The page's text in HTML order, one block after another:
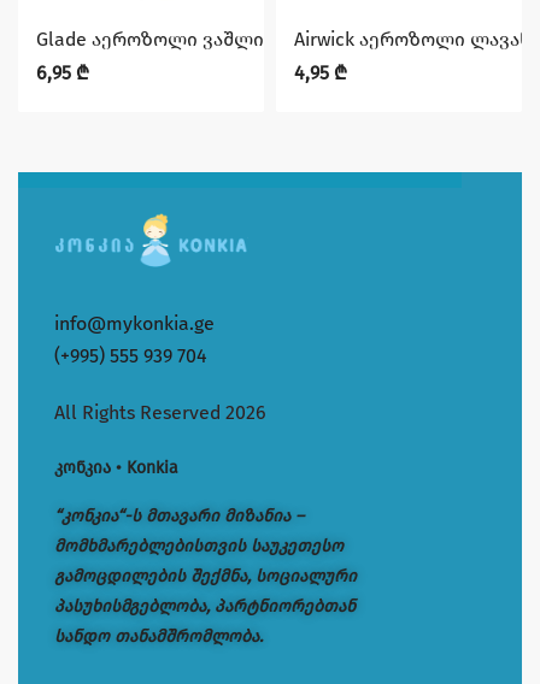
Glade აეროზოლი ვაშლი 300 მლ (12)
6,95 ₾
Airwick აეროზოლი
4,95 ₾
info@mykonkia.ge
(+995) 555 939 704
All Rights Reserved 2026
კონკია • Konkia
“კონკია“-ს მთავარი მიზანია –
მომხმარებლებისთვის საუკეთესო
გამოცდილების შექმნა, სოციალური
პასუხისმგებლობა, პარტნიორებთან
სანდო თანამშრომლობა.